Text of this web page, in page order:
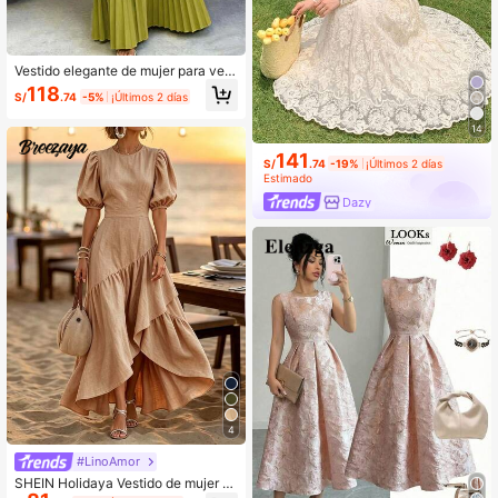
Vestido elegante de mujer para vera
no/otoño con pliegues, amarillo oto
ñal sólido, manga corta de pétalo c
nes, fiestas, invitada de boda, salid
as
S/118.74 -5% ¡Últimos 2 días
4
#LinoAmor
SHEIN Holidaya Vestido de mujer n
14
S/141 .74 -19% ¡Últimos 2 días
Estimado
Dazy